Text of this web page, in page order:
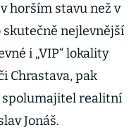
horším stavu než v
skutečně nejlevnější
i „VIP“ lokality
Chrastava, pak
spolumajitel realitní
Jonáš.